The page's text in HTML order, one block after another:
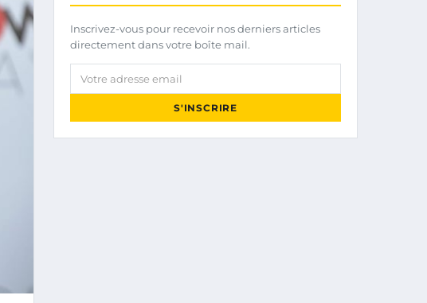
Inscrivez-vous pour recevoir nos derniers articles
directement dans votre boîte mail.
Votre adresse email
S'INSCRIRE